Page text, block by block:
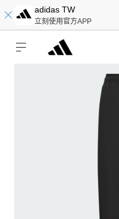
adidas TW
立刻使用官方APP